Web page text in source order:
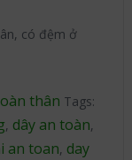
có đệm ở
thân Tags:
, dây an toàn,
an toan, day